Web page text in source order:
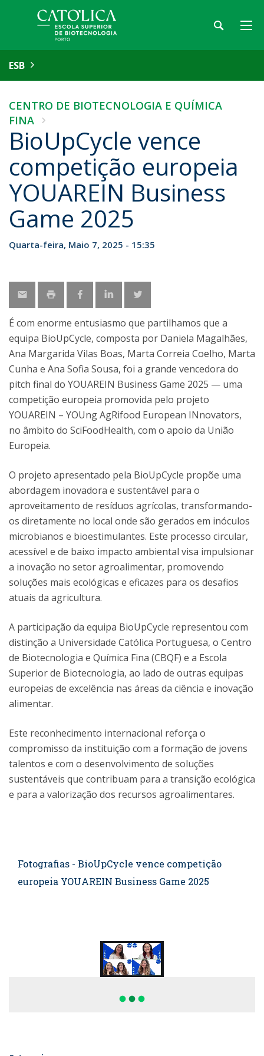
ESB
CENTRO DE BIOTECNOLOGIA E QUÍMICA
FINA
BioUpCycle vence
competição europeia
YOUAREIN Business
Game 2025
Quarta-feira, Maio 7, 2025 - 15:35
É com enorme entusiasmo que partilhamos que a
equipa BioUpCycle, composta por Daniela Magalhães,
Ana Margarida Vilas Boas, Marta Correia Coelho, Marta
Cunha e Ana Sofia Sousa, foi a grande vencedora do
pitch final do YOUAREIN Business Game 2025 — uma
competição europeia promovida pelo projeto
YOUAREIN – YOUng AgRifood European INnovators,
no âmbito do SciFoodHealth, com o apoio da União
Europeia.
O projeto apresentado pela BioUpCycle propõe uma
abordagem inovadora e sustentável para o
aproveitamento de resíduos agrícolas, transformando-
os diretamente no local onde são gerados em inóculos
microbianos e bioestimulantes. Este processo circular,
acessível e de baixo impacto ambiental visa impulsionar
a inovação no setor agroalimentar, promovendo
soluções mais ecológicas e eficazes para os desafios
atuais da agricultura.
A participação da equipa BioUpCycle representou com
distinção a Universidade Católica Portuguesa, o Centro
de Biotecnologia e Química Fina (CBQF) e a Escola
Superior de Biotecnologia, ao lado de outras equipas
europeias de excelência nas áreas da ciência e inovação
alimentar.
Este reconhecimento internacional reforça o
compromisso da instituição com a formação de jovens
talentos e com o desenvolvimento de soluções
sustentáveis que contribuam para a transição ecológica
e para a valorização dos recursos agroalimentares.
Fotografias - BioUpCycle vence competição
europeia YOUAREIN Business Game 2025
fiber_manual_record fiber_manual_record fiber_manual_record